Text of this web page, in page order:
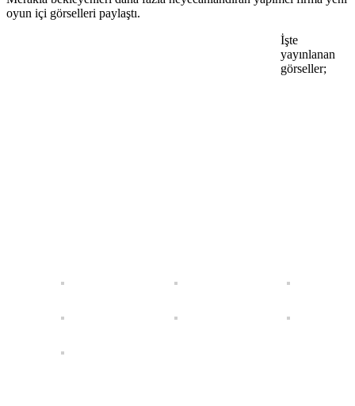
oyun içi görselleri paylaştı.
İşte
yayınlanan
görseller;